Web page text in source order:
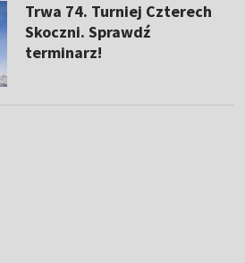
Trwa 74. Turniej Czterech
Skoczni. Sprawdź
terminarz!